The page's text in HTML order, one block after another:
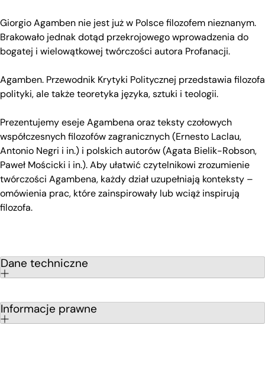
Giorgio Agamben nie jest już w Polsce filozofem nieznanym.
Brakowało jednak dotąd przekrojowego wprowadzenia do
bogatej i wielowątkowej twórczości autora Profanacji.
Agamben. Przewodnik Krytyki Politycznej przedstawia filozofa
polityki, ale także teoretyka języka, sztuki i teologii.
Prezentujemy eseje Agambena oraz teksty czołowych
współczesnych filozofów zagranicznych (Ernesto Laclau,
Antonio Negri i in.) i polskich autorów (Agata Bielik-Robson,
Paweł Mościcki i in.). Aby ułatwić czytelnikowi zrozumienie
twórczości Agambena, każdy dział uzupełniają konteksty –
omówienia prac, które zainspirowały lub wciąż inspirują
filozofa.
Dane techniczne
Informacje prawne